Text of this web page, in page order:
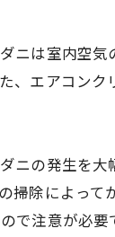
ニは室内空気
、エアコンク
ニの発生を大
掃除によって
注意が必要